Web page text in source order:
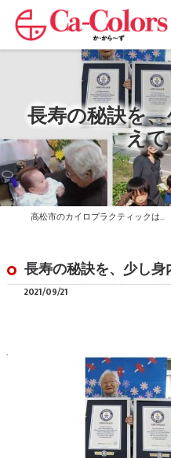
長寿の秘訣を
え
高松市のカイロプラクティックはか・から～ず施術院
長寿の秘訣を、少し身
2021/09/21